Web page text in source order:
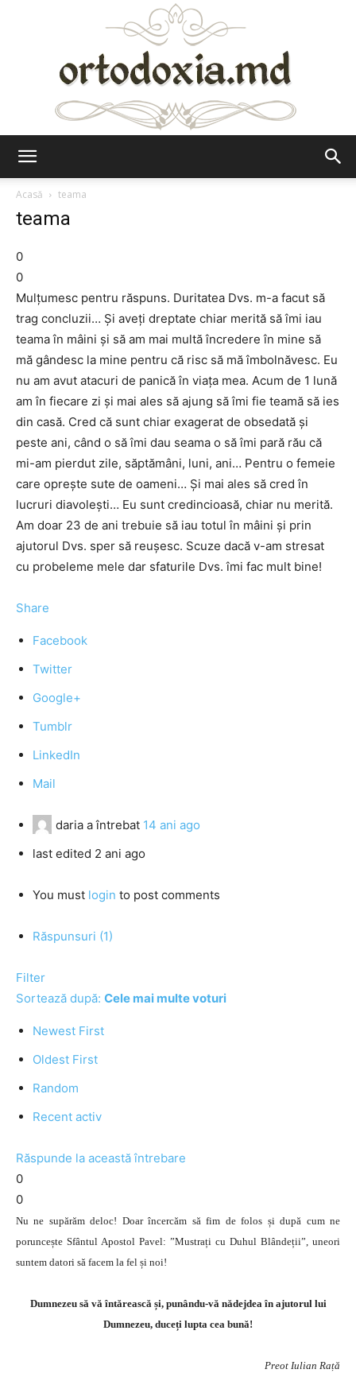
Acasă
teama
teama
0
0
Mulțumesc pentru răspuns. Duritatea Dvs. m-a facut să
trag concluzii… Și aveți dreptate chiar merită să îmi iau
teama în mâini și să am mai multă încredere în mine să
mă gândesc la mine pentru că risc să mă îmbolnăvesc. Eu
nu am avut atacuri de panică în viața mea. Acum de 1 lună
am în fiecare zi și mai ales să ajung să îmi fie teamă să ies
din casă. Cred că sunt chiar exagerat de obsedată și
peste ani, când o să îmi dau seama o să îmi pară rău că
mi-am pierdut zile, săptămâni, luni, ani… Pentru o femeie
care oprește sute de oameni… Și mai ales să cred în
lucruri diavolești… Eu sunt credincioasă, chiar nu merită.
Am doar 23 de ani trebuie să iau totul în mâini și prin
ajutorul Dvs. sper să reușesc. Scuze dacă v-am stresat
cu probeleme mele dar sfaturile Dvs. îmi fac mult bine!
Share
Facebook
Twitter
Google+
Tumblr
LinkedIn
Mail
daria a întrebat 14 ani ago
last edited 2 ani ago
You must login to post comments
Răspunsuri (1)
Filter
Sortează după: Cele mai multe voturi
Newest First
Oldest First
Random
Recent activ
Răspunde la această întrebare
0
0
Nu ne supărăm deloc! Doar încercăm să fim de folos și după cum ne
poruncește Sfântul Apostol Pavel: ”Mustrați cu Duhul Blândeții”, uneori
suntem datori să facem la fel și noi!
Dumnezeu să vă întărească și, punându-vă nădejdea în ajutorul lui
Dumnezeu, duceți lupta cea bună!
Preot Iulian Rață